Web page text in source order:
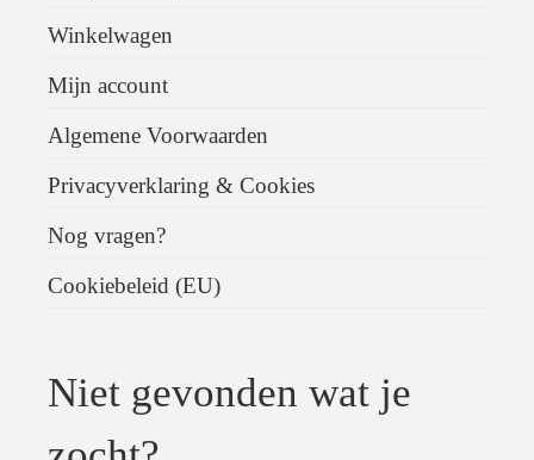
Winkelwagen
Mijn account
Algemene Voorwaarden
Privacyverklaring & Cookies
Nog vragen?
Cookiebeleid (EU)
Niet gevonden wat je